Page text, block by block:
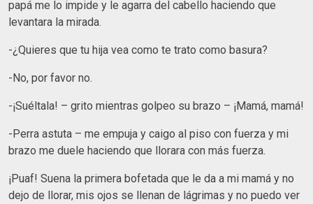
papá me lo impide y le agarra del cabello haciendo que
levantara la mirada.
-¿Quieres que tu hija vea como te trato como basura?
-No, por favor no.
-¡Suéltala! – grito mientras golpeo su brazo – ¡Mamá, mamá!
-Perra astuta – me empuja y caigo al piso con fuerza y mi
brazo me duele haciendo que llorara con más fuerza.
¡Puaf! Suena la primera bofetada que le da a mi mamá y no
dejo de llorar, mis ojos se llenan de lágrimas y no puedo ver